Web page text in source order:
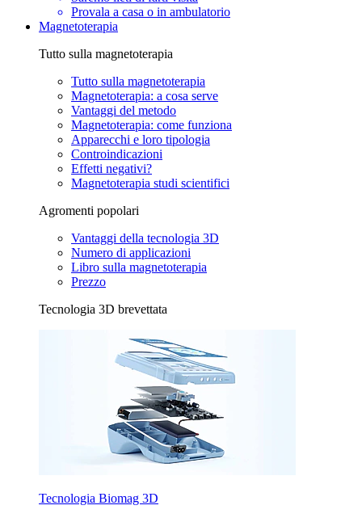
Provala a casa o in ambulatorio
Magnetoterapia
Tutto sulla magnetoterapia
Tutto sulla magnetoterapia
Magnetoterapia: a cosa serve
Vantaggi del metodo
Magnetoterapia: come funziona
Apparecchi e loro tipologia
Controindicazioni
Effetti negativi?
Magnetoterapia studi scientifici
Agromenti popolari
Vantaggi della tecnologia 3D
Numero di applicazioni
Libro sulla magnetoterapia
Prezzo
Tecnologia 3D brevettata
Tecnologia Biomag 3D